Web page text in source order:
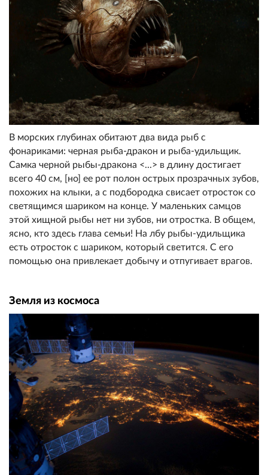
В морских глубинах обитают два вида рыб с
фонариками: черная рыба-дракон и рыба-удильщик.
Самка черной рыбы-дракона <...> в длину достигает
всего 40 см, [но] ее рот полон острых прозрачных зубов,
похожих на клыки, а с подбородка свисает отросток со
светящимся шариком на конце. У маленьких самцов
этой хищной рыбы нет ни зубов, ни отростка. В общем,
ясно, кто здесь глава семьи! На лбу рыбы-удильщика
есть отросток с шариком, который светится. С его
помощью она привлекает добычу и отпугивает врагов.
Земля из космоса